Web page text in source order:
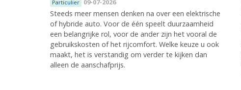
Particulier 09-07-2026
Steeds meer mensen denken na over een elektrische
of hybride auto. Voor de één speelt duurzaamheid
een belangrijke rol, voor de ander zijn het vooral de
gebruikskosten of het rijcomfort. Welke keuze u ook
maakt, het is verstandig om verder te kijken dan
alleen de aanschafprijs.